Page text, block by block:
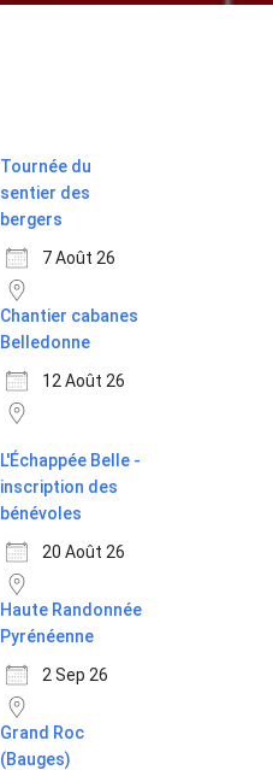
Tournée du
sentier des
bergers
7 Août 26
Chantier cabanes
Belledonne
12 Août 26
L'Échappée Belle -
inscription des
bénévoles
20 Août 26
Haute Randonnée
Pyrénéenne
2 Sep 26
Grand Roc
(Bauges)